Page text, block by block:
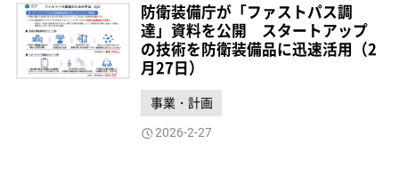
防衛装備庁が「ファストパス調
達」資料を公開 スタートアップ
の技術を防衛装備品に迅速活用（2
月27日）
事業・計画
2026-2-27